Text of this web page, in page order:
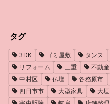
タグ
3DK ゴミ屋敷 タンス
リフォーム
三重 不動
中村区
仏壇 各務原市
四日市市
大型家具 大